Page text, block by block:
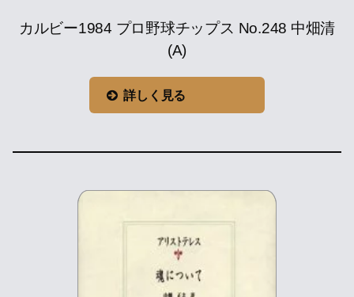
カルビー1984 プロ野球チップス No.248 中畑清
(A)
詳しく見る